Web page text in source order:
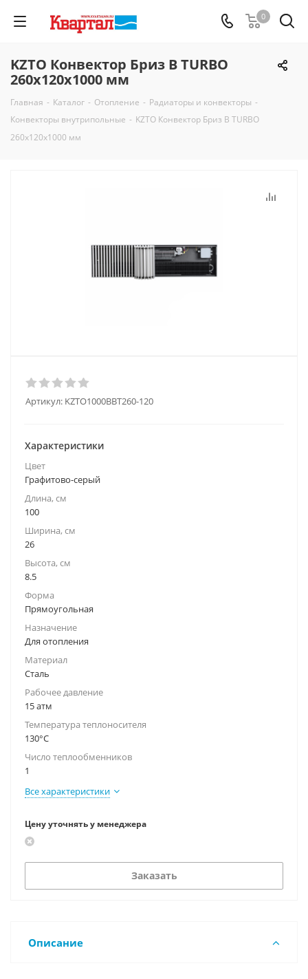
0
KZTO Конвектор Бриз В TURBO
260х120х1000 мм
Главная - Каталог - Отопление - Радиаторы и конвекторы -
Конвекторы внутрипольные - KZTO Конвектор Бриз В TURBO
260х120х1000 мм
Артикул: KZTO1000BВT260-120
Характеристики
Цвет
Графитово-серый
Длина, см
100
Ширина, см
26
Высота, см
8.5
Форма
Прямоугольная
Назначение
Для отопления
Материал
Сталь
Рабочее давление
15 атм
Температура теплоносителя
130°С
Число теплообменников
1
Все характеристики
Цену уточнять у менеджера
Заказать
Описание